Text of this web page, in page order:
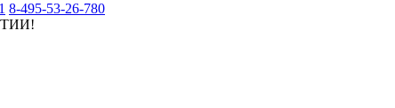
8-495-53-26-780